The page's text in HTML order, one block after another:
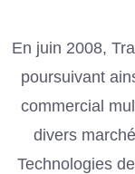
En juin 2008,
poursuivant
commercial
divers
Technologies